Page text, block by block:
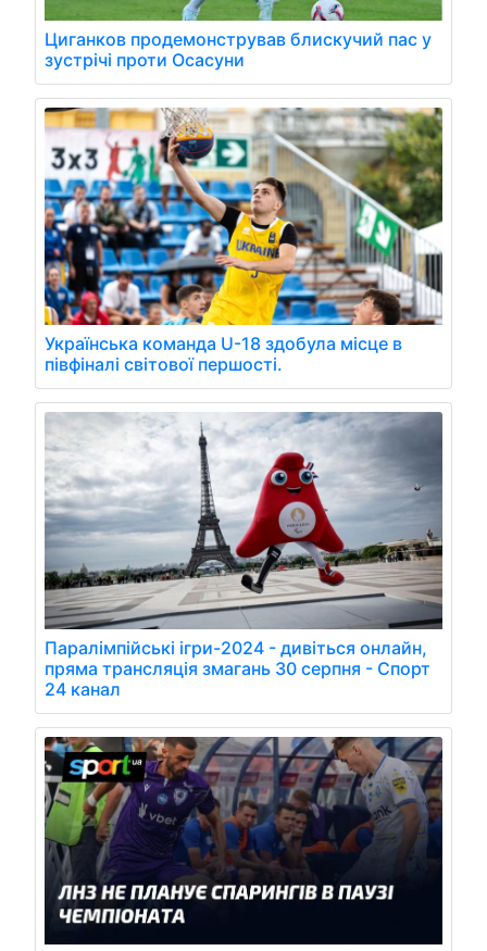
Циганков продемонстрував блискучий пас у
зустрічі проти Осасуни
Українська команда U-18 здобула місце в
півфіналі світової першості.
Паралімпійські ігри-2024 - дивіться онлайн,
пряма трансляція змагань 30 серпня - Спорт
24 канал